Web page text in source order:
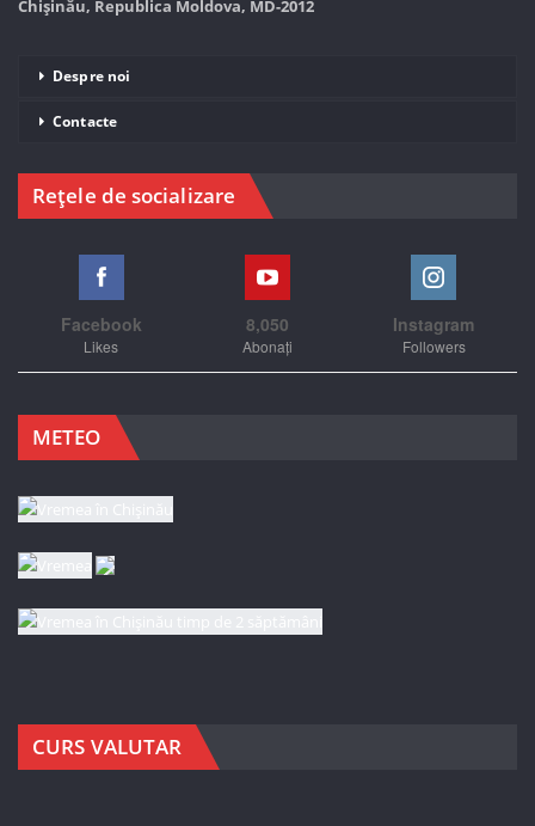
Chișinău, Republica Moldova, MD-2012
Despre noi
Contacte
Rețele de socializare
Facebook
Likes
8,050
Abonați
Instagram
Followers
METEO
CURS VALUTAR